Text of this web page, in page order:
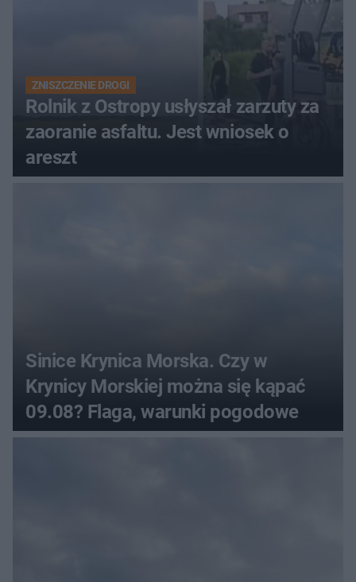
ZNISZCZENIE DROGI
Rolnik z Ostropy usłyszał zarzuty za
zaoranie asfaltu. Jest wniosek o
areszt
Sinice Krynica Morska. Czy w
Krynicy Morskiej można się kąpać
09.08? Flaga, warunki pogodowe